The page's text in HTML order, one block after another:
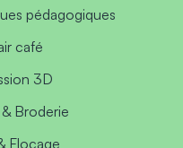
pédagogiques
café
3D
Broderie
Flocage